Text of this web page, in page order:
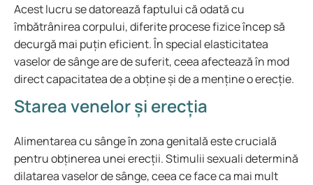
Acest lucru se datorează faptului că odată cu
îmbătrânirea corpului, diferite procese fizice încep să
decurgă mai puțin eficient. În special elasticitatea
vaselor de sânge are de suferit, ceea afectează în mod
direct capacitatea de a obține și de a menține o erecție.
Starea venelor și erecția
Alimentarea cu sânge în zona genitală este crucială
pentru obținerea unei erecții. Stimulii sexuali determină
dilatarea vaselor de sânge, ceea ce face ca mai mult